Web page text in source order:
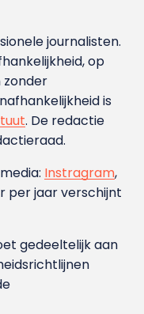
journalisten.
op
zonder
is
. De redactie
Instragram,
per jaar verschijnt
gedeeltelijk aan